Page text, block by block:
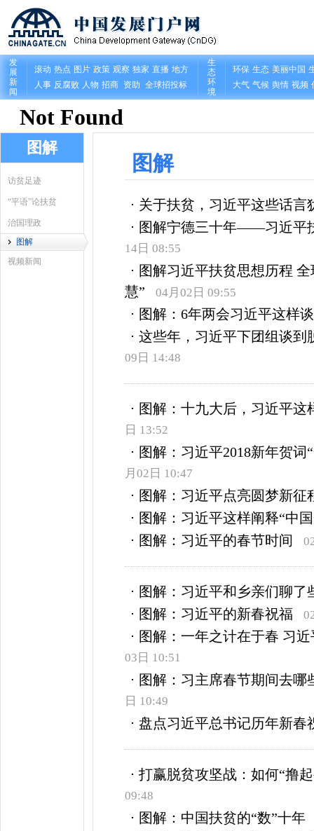
图解
访贫足迹
“平语”论扶贫
治国理政
图解
视频新闻
图解
关于扶贫，习近平这些话言
图解宁德三十年——习近平
14日 08:55
图解习近平扶贫思想历程
慧”
04月02日 09:55
图解：6年两会习近平这样
这些年，习近平下团组谈到
09日 14:48
图解：十九大后，习近平这
日 13:52
图解：习近平2018新年贺词
月02日 10:47
图解：习近平点亮圆梦新征
图解：习近平这样阐释“中
图解：习近平的春节时间
图解：习近平和乡亲们聊了
图解：习近平的新春祝福
图解：一年之计在于春 习
03日 10:51
图解：习主席春节期间去哪
日 10:49
盘点习近平总书记历年新春
打赢脱贫攻坚战：如何“撸
09:48
图解：中国扶贫的“数”十年